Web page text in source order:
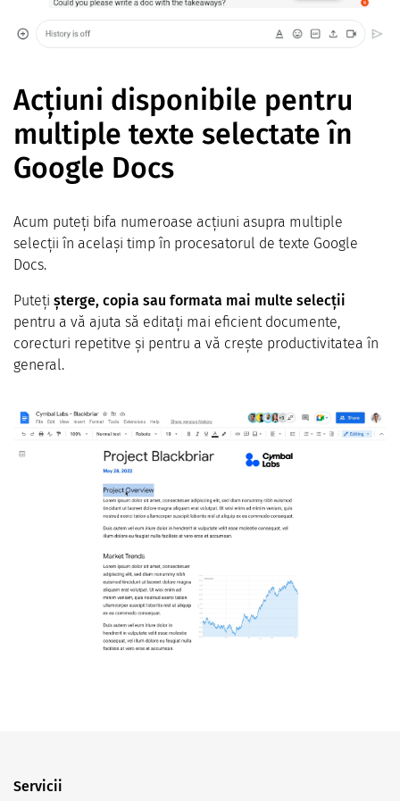
Acțiuni disponibile pentru
multiple texte selectate în
Google Docs
Acum puteți bifa numeroase acțiuni asupra multiple
selecții în același timp în procesatorul de texte Google
Docs.
Puteți șterge, copia sau formata mai multe selecții
pentru a vă ajuta să editați mai eficient documente,
corecturi repetitve și pentru a vă crește productivitatea în
general.
Servicii